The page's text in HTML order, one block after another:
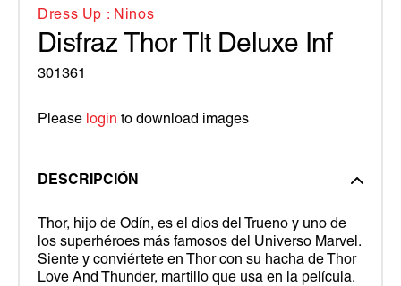
Dress Up : Ninos
Disfraz Thor Tlt Deluxe Inf
301361
Please login to download images
DESCRIPCIÓN
Thor, hijo de Odín, es el dios del Trueno y uno de
los superhéroes más famosos del Universo Marvel.
Siente y conviértete en Thor con su hacha de Thor
Love And Thunder, martillo que usa en la película.